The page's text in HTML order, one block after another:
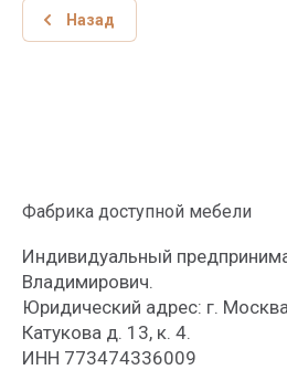
Назад
Фабрика доступной мебели
Индивидуальный
Владимирович.
Юридический адрес: г.
Катукова д. 13, к. 4.
ИНН 773474336009